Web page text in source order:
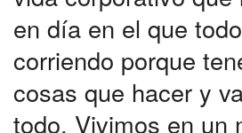
en día en el que
corriendo porque
cosas que hacer y
todo. Vivimos en un